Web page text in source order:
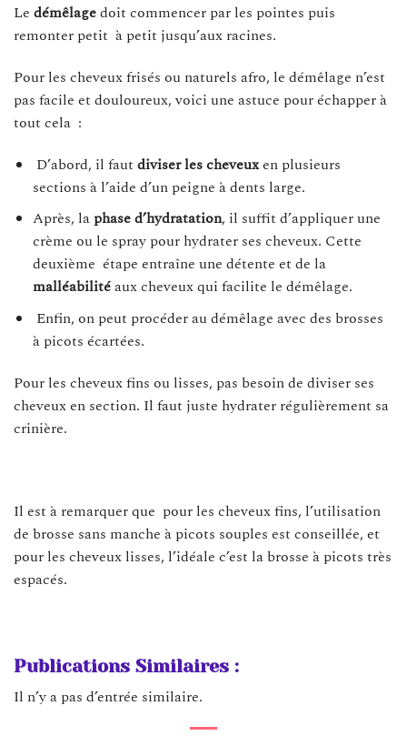
Le démêlagedoit commencer par les pointes puis
remonter petit à petit jusqu’aux racines.
Pour les cheveux frisés ou naturels afro, le démêlage n’est
pas facile et douloureux, voici une astuce pour échapper à
tout cela :
D’abord, il faut diviser les cheveuxen plusieurs
sections à l’aide d’un peigne à dents large.
Après, laphase d’hydratation, il suffit d’appliquer une
crème ou le spray pour hydrater ses cheveux. Cette
deuxième étape entraîne une détente et de la
malléabilitéaux cheveux qui facilite le démêlage.
Enfin, on peut procéder au démêlage avec des brosses
à picots écartées.
Pour les cheveux fins ou lisses, pas besoin de diviser ses
cheveux en section. Il faut juste hydrater régulièrement sa
crinière.
Il est à remarquer que pour les cheveux fins, l’utilisation
de brosse sans manche à picots souples est conseillée, et
pour les cheveux lisses, l’idéale c’est la brosse à picots très
espacés.
Publications Similaires :
Il n’y a pas d’entrée similaire.